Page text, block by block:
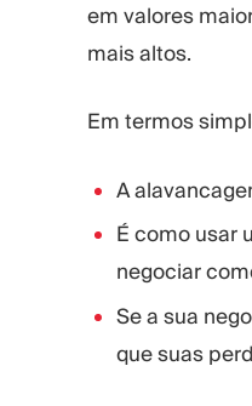
em valores
mais altos.
Em termos
A
É como usar
negociar
Se a sua
que suas